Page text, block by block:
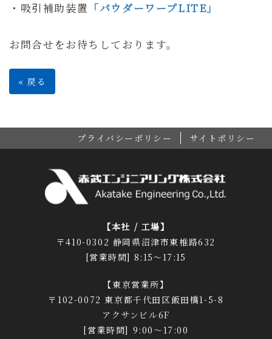
・吸引補助装置 「パウダーワープLITE」
お問合せをお待ちしております。
«戻る
プライバシーポリシー サイトポリシー
【本社 / 工場】
〒410-0302 静岡県沼津市東椎路632
[営業時間] 8:15～17:15
【東京営業所】
〒102-0072 東京都千代田区飯田橋1-5-8
アクサンビル6F
[営業時間] 9:00～17:00